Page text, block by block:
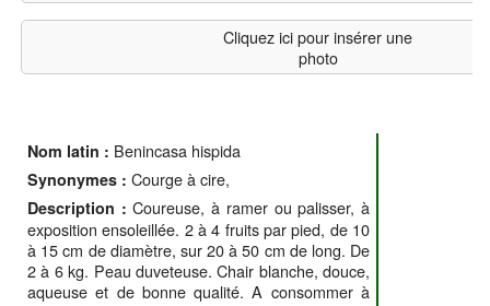
Cliquez ici pour insérer une
photo
Nom latin : Benincasa hispida
Synonymes : Courge à cire,
Description : Coureuse, à ramer ou palisser, à
exposition ensoleillée. 2 à 4 fruits par pied, de 10
à 15 cm de diamètre, sur 20 à 50 cm de long. De
2 à 6 kg. Peau duveteuse. Chair blanche, douce,
aqueuse et de bonne qualité. A consommer à